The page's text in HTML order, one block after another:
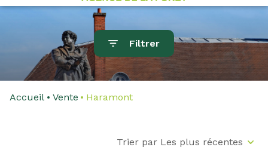
Accès extranet
accueil
ventes
locations
Filtrer
Accueil Vente Haramont
Trier par Les plus récentes